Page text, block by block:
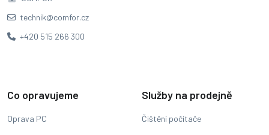
technik@comfor.cz
+420 515 266 300
Co opravujeme
Oprava PC
Služby na prodejně
Čištění počítače